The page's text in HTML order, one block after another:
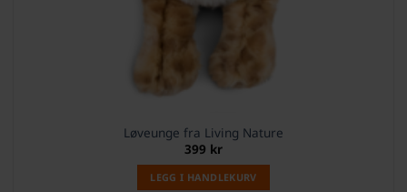
Løveunge fra Living Nature
399 kr
LEGG I HANDLEKURV